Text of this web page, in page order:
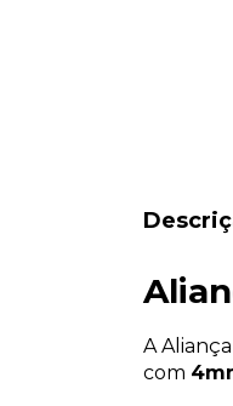
A Aliança
com